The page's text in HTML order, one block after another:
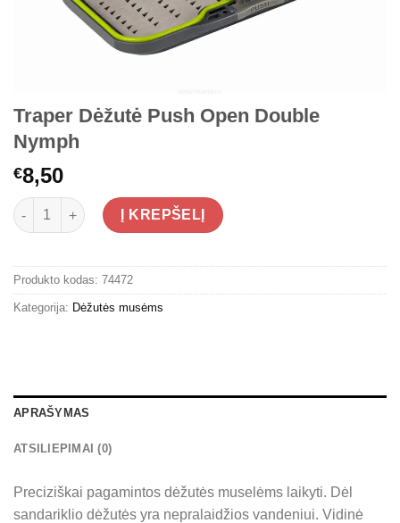
Traper Dėžutė Push Open Double
Nymph
€8,50
produkto kiekis: Traper Dėžutė Push Open Double Nymph
Į KREPŠELĮ
Produkto kodas: 74472
Kategorija: Dėžutės musėms
APRAŠYMAS
ATSILIEPIMAI (0)
Preciziškai pagamintos dėžutės muselėms laikyti. Dėl
sandariklio dėžutės yra nepralaidžios vandeniui. Vidinė